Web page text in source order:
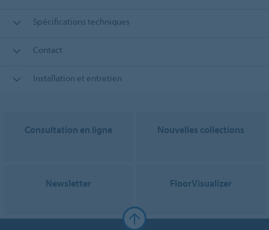
Spécifications techniques
Contact
Installation et entretien
Consultation en ligne Nouvelles collections
Newsletter FloorVisualizer